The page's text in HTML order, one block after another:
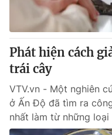
Phát hiện cách
trái cây
VTV.vn - Một nghiên
ở Ấn Độ đã tìm ra
nhất làm từ những